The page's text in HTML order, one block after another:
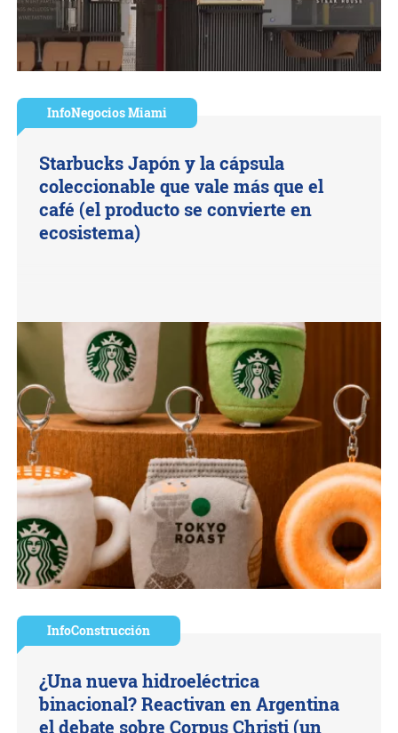
InfoNegocios Miami
Starbucks Japón y la cápsula
coleccionable que vale más que el
café (el producto se convierte en
ecosistema)
InfoConstrucción
¿Una nueva hidroeléctrica
binacional? Reactivan en Argentina
el debate sobre Corpus Christi (un